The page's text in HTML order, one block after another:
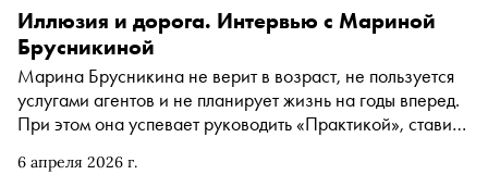
6 апреля 2026 г.
Иллюзия и дорога. Интервью с Мариной
Брусникиной
Марина Брусникина не верит в возраст, не пользуется
услугами агентов и не планирует жизнь на годы вперед.
При этом она успевает руководить «Практикой», ставить
В весеннем номере «Сноба» обсудили с режиссером,